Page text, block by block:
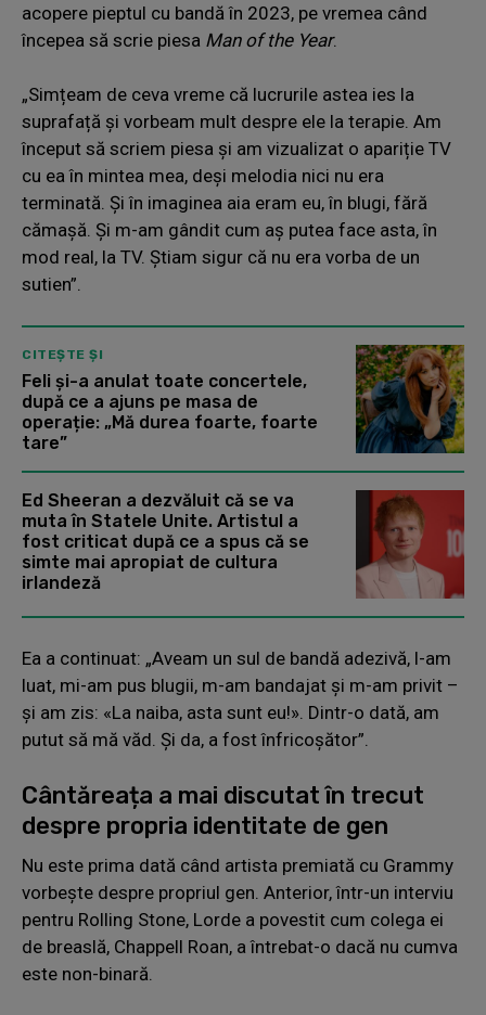
acopere pieptul cu bandă în 2023, pe vremea când
începea să scrie piesa Man of the Year.
„Simțeam de ceva vreme că lucrurile astea ies la
suprafață și vorbeam mult despre ele la terapie. Am
început să scriem piesa și am vizualizat o apariție TV
cu ea în mintea mea, deși melodia nici nu era
terminată. Și în imaginea aia eram eu, în blugi, fără
cămașă. Și m-am gândit cum aș putea face asta, în
mod real, la TV. Știam sigur că nu era vorba de un
sutien”.
CITEȘTE ȘI
Feli și-a anulat toate concertele,
după ce a ajuns pe masa de
operație: „Mă durea foarte, foarte
tare”
Ed Sheeran a dezvăluit că se va
muta în Statele Unite. Artistul a
fost criticat după ce a spus că se
simte mai apropiat de cultura
irlandeză
Ea a continuat: „Aveam un sul de bandă adezivă, l-am
luat, mi-am pus blugii, m-am bandajat și m-am privit –
și am zis: «La naiba, asta sunt eu!». Dintr-o dată, am
putut să mă văd. Și da, a fost înfricoșător”.
Cântăreața a mai discutat în trecut
despre propria identitate de gen
Nu este prima dată când artista premiată cu Grammy
vorbește despre propriul gen. Anterior, într-un interviu
pentru Rolling Stone, Lorde a povestit cum colega ei
de breaslă, Chappell Roan, a întrebat-o dacă nu cumva
este non-binară.